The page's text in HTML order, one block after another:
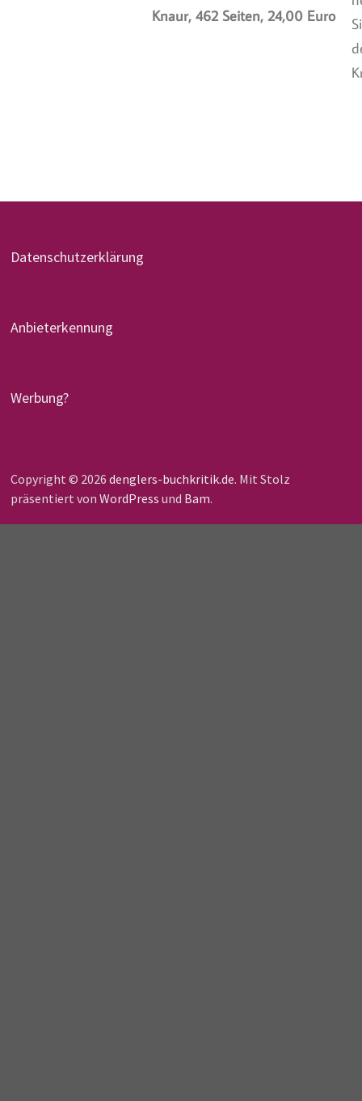
Knaur, 462 Seiten, 24,00 Euro
Datenschutzerklärung
Anbieterkennung
Werbung?
Copyright © 2026 denglers-buchkritik.de. Mit Stolz
präsentiert von WordPress und Bam.